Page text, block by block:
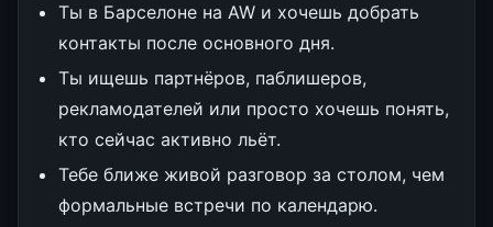
Ты в Барселоне на AW и хочешь добрать
контакты после основного дня.
Ты ищешь партнёров, паблишеров,
рекламодателей или просто хочешь понять,
кто сейчас активно льёт.
Тебе ближе живой разговор за столом, чем
формальные встречи по календарю.